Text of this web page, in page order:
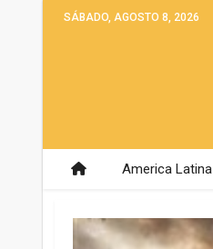
SÁBADO, AGOSTO 8, 2026
America Latina